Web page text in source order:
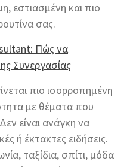
εστιασμένη και πιο
σας.
Πώς να
Συνεργασίας
πιο ισορροπημένη
με θέματα που
είναι ανάγκη να
ή έκτακτες ειδήσεις.
ταξίδια, σπίτι, μόδα